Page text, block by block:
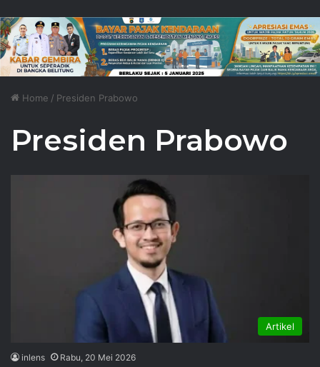
Home / Presiden Prabowo
Presiden Prabowo
Artikel
inlens Rabu, 20 Mei 2026